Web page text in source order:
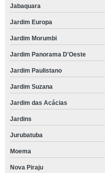
Jabaquara
Jardim Europa
Jardim Morumbi
Jardim Panorama D'Oeste
Jardim Paulistano
Jardim Suzana
Jardim das Acácias
Jardins
Jurubatuba
Moema
Nova Piraju